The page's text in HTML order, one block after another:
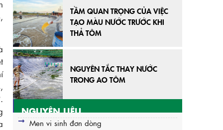
TẦM QUAN TRỌNG CỦA VIỆC
TẠO MÀU NƯỚC TRƯỚC KHI
THẢ TÔM
NGUYÊN TẮC THAY NƯỚC
TRONG AO TÔM
NGUYÊN LIỆU
Men vi sinh đơn dòng